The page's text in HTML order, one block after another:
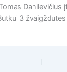
Danilevičius
3